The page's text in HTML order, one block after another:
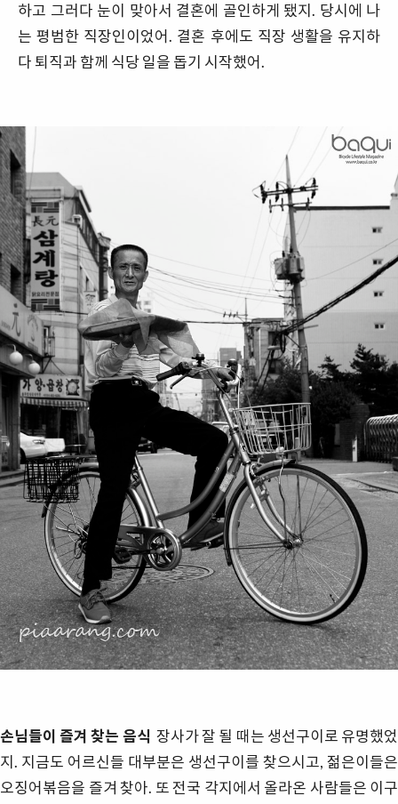
하고 그러다 눈이 맞아서 결혼에 골인하게 됐지. 당시에 나
는 평범한 직장인이었어. 결혼 후에도 직장 생활을 유지하
다 퇴직과 함께 식당 일을 돕기 시작했어.
손님들이 즐겨 찾는 음식 장사가 잘 될 때는 생선구이로 유명했었
지. 지금도 어르신들 대부분은 생선구이를 찾으시고, 젊은이들은
오징어볶음을 즐겨 찾아. 또 전국 각지에서 올라온 사람들은 이구